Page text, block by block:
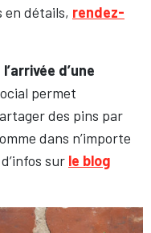
en détails, rendez-
l’arrivée d’une
permet
des pins par
dans n’importe
sur le blog